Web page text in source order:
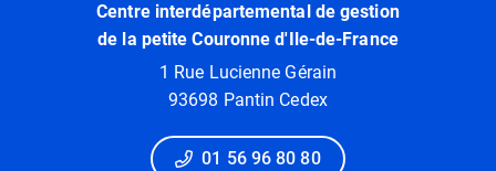
Centre interdépartemental de gestion
de la petite Couronne d'Ile-de-France
1 Rue Lucienne Gérain
93698 Pantin Cedex
01 56 96 80 80